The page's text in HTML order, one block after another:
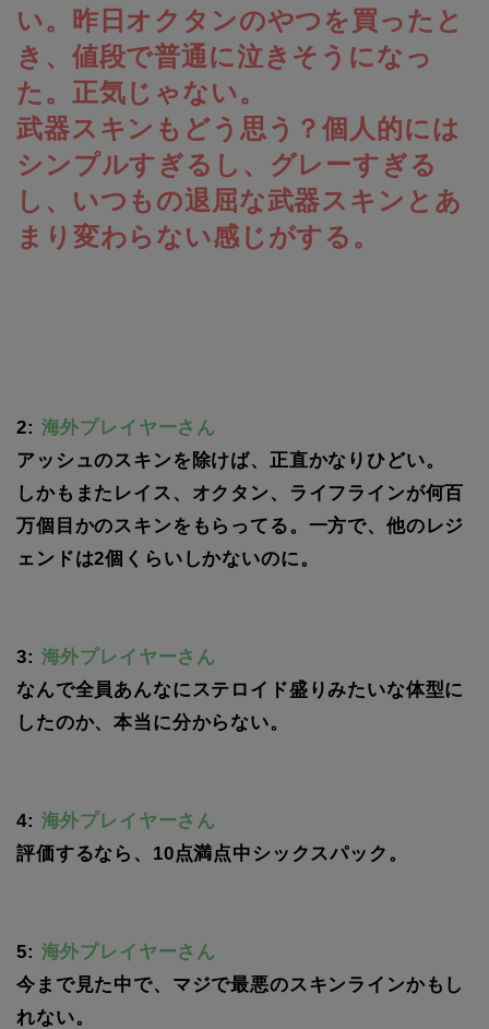
い。昨日オクタンのやつを買ったと
き、値段で普通に泣きそうになっ
た。正気じゃない。
武器スキンもどう思う？個人的には
シンプルすぎるし、グレーすぎる
し、いつもの退屈な武器スキンとあ
まり変わらない感じがする。
2: 海外プレイヤーさん
アッシュのスキンを除けば、正直かなりひどい。
しかもまたレイス、オクタン、ライフラインが何百
万個目かのスキンをもらってる。一方で、他のレジ
ェンドは2個くらいしかないのに。
3: 海外プレイヤーさん
なんで全員あんなにステロイド盛りみたいな体型に
したのか、本当に分からない。
4: 海外プレイヤーさん
評価するなら、10点満点中シックスパック。
5: 海外プレイヤーさん
今まで見た中で、マジで最悪のスキンラインかもし
れない。